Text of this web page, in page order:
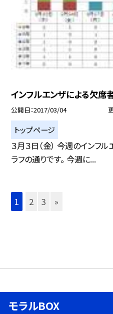
インフルエンザによる欠席
公開日 2017/03/04
トップページ
３月３日（金） 今週のインフ
ラフの通りです。 今週に...
1 2 3 »
モラルBOX